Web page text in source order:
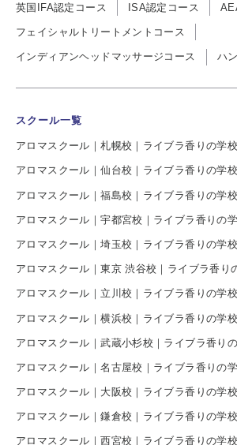
英国IFA認定コース ISA認定コース
フェイシャルトリートメントコース
インディアンヘッドマッサージコース ハ
スクール一覧
アロマスクール｜札幌校｜ライブラ香りの学校
アロマスクール｜仙台校｜ライブラ香りの学校
アロマスクール｜福島校｜ライブラ香りの学校
アロマスクール｜宇都宮校｜ライブラ香りの
アロマスクール｜埼玉校｜ライブラ香りの学校
アロマスクール｜東京 渋谷校｜ライブラ香り
アロマスクール｜立川校｜ライブラ香りの学校
アロマスクール｜横浜校｜ライブラ香りの学校
アロマスクール｜武蔵小杉校｜ライブラ香り
アロマスクール｜名古屋校｜ライブラ香りの
アロマスクール｜大阪校｜ライブラ香りの学校
アロマスクール｜鎌倉校｜ライブラ香りの学校
アロマスクール｜西宮校｜ライブラ香りの学校